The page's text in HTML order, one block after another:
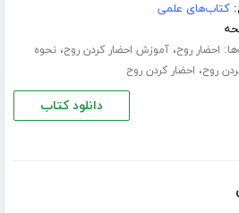
کتاب‌های علمی
احضار روح،آموزش احضار کردن روح،نحوه
روح، احضار کردن روح
دانلود کتاب